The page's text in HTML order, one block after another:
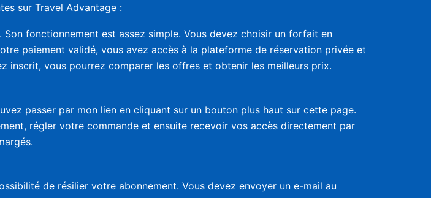
sur Travel Advantage :
fonctionnement est assez simple. Vous devez choisir un forfait en
paiement validé, vous avez accès à la plateforme de réservation privée et
inscrit, vous pourrez comparer les offres et obtenir les meilleurs prix.
passer par mon lien en cliquant sur un bouton plus haut sur cette page.
régler votre commande et ensuite recevoir vos accès directement par
de résilier votre abonnement. Vous devez envoyer un e-mail au